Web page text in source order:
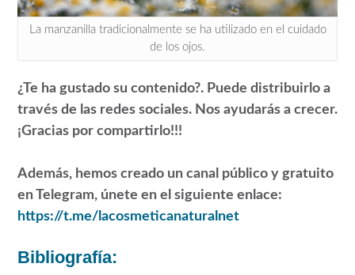
La manzanilla tradicionalmente se ha utilizado en el cuidado
de los ojos.
¿Te ha gustado su contenido?. Puede distribuirlo a
través de las redes sociales. Nos ayudarás a crecer.
¡Gracias por compartirlo!!!
Además, hemos creado un canal público y gratuito
en Telegram, únete en el siguiente enlace:
https://t.me/lacosmeticanaturalnet
Bibliografía: